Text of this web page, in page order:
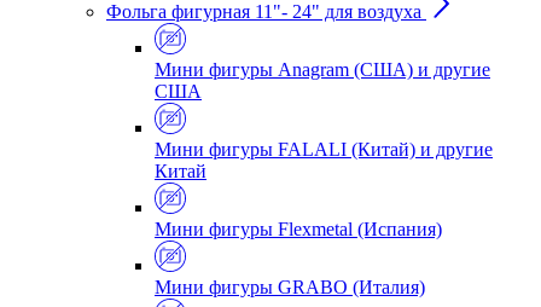
Фольга фигурная 11"- 24" для воздуха
Мини фигуры Anagram (США) и другие
США
Мини фигуры FALALI (Китай) и другие
Китай
Мини фигуры Flexmetal (Испания)
Мини фигуры GRABO (Италия)